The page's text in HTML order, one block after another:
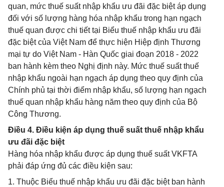
quan, mức thuế suất nhập khẩu ưu đãi đặc biệt áp dụng
đối với số lượng hàng hóa nhập khẩu trong hạn ngạch
thuế quan được chi tiết tại Biểu thuế nhập khẩu ưu đãi
đặc biệt của Việt Nam để thực hiện Hiệp định Thương
mại tự do Việt Nam - Hàn Quốc giai đoạn 2018 - 2022
ban hành kèm theo Nghị định này. Mức thuế suất thuế
nhập khẩu ngoài hạn ngạch áp dụng theo quy định của
Chính phủ tại thời điểm nhập khẩu, số lượng hạn ngạch
thuế quan nhập khẩu hàng năm theo quy định của Bộ
Công Thương.
Điều 4. Điều kiện áp dụng thuế suất thuế nhập khẩu
ưu đãi đặc biệt
Hàng hóa nhập khẩu được áp dụng thuế suất VKFTA
phải đáp ứng đủ các điều kiện sau:
1. Thuộc Biểu thuế nhập khẩu ưu đãi đặc biệt ban hành